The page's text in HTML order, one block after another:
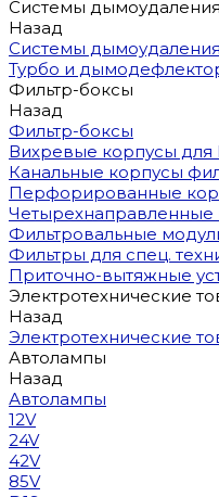
Системы дымоудаления
Назад
Системы дымоудаления
Турбо и
Фильтр-боксы
Назад
Фильтр-боксы
Вихревые корпусы для
Канальные корпусы
Перфорированные
Четырехнаправленные
Фильтровальные
Фильтры для спец.
Приточно-вытяжные
Электротехнические
Назад
Электротехнические
Автолампы
Назад
Автолампы
12V
24V
42V
85V